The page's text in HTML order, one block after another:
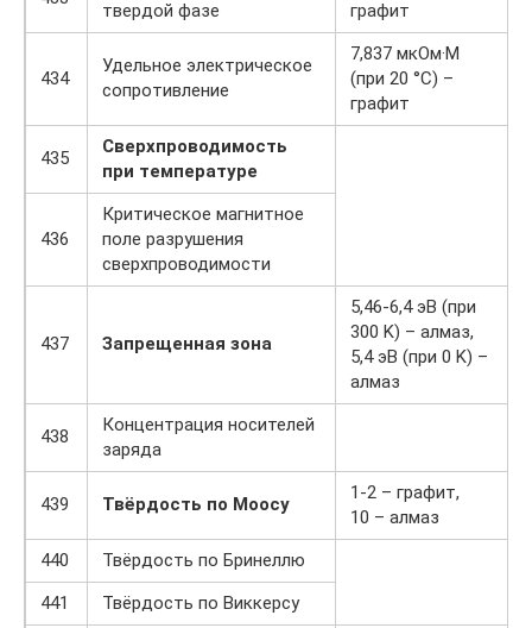
твердой фазе графит
434
Удельное электрическое
сопротивление
7,837 мкОм·М
(при 20 °C) –
графит
435
Сверхпроводимость
при температуре
436
Критическое магнитное
поле разрушения
сверхпроводимости
437 Запрещенная зона
5,46-6,4 эВ (при
300 K) – алмаз,
5,4 эВ (при 0 K) –
алмаз
438
Концентрация носителей
заряда
439 Твёрдость по Моосу
1-2 – графит,
10 – алмаз
440
Твёрдость по Бринеллю
441
Твёрдость по Виккерсу